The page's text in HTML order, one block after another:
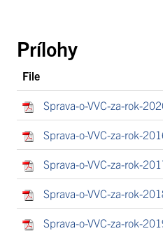
Prílohy
File
Sprava-o-VVC-za-rok-
Sprava-o-VVC-za-rok-
Sprava-o-VVC-za-rok-
Sprava-o-VVC-za-rok-
Sprava-o-VVC-za-rok-